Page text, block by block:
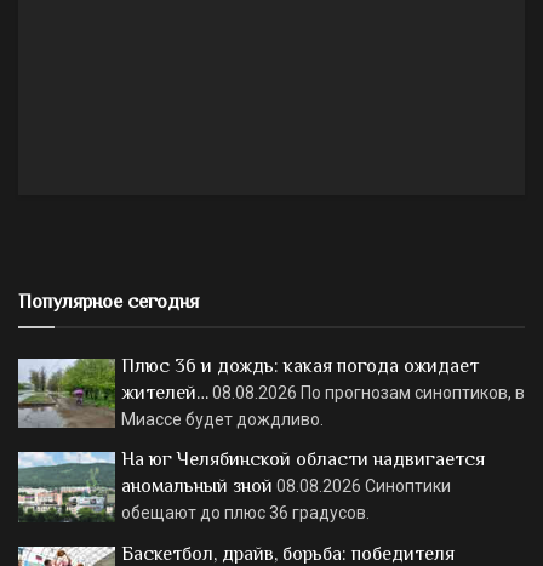
Популярное сегодня
Плюс 36 и дождь: какая погода ожидает
жителей…08.08.2026 По прогнозам синоптиков, в
Миассе будет дождливо.
На юг Челябинской области надвигается
аномальный зной 08.08.2026 Синоптики
обещают до плюс 36 градусов.
Баскетбол, драйв, борьба: победителя